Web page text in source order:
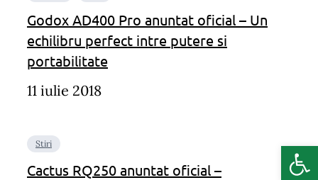
Godox AD400 Pro anuntat oficial – Un
echilibru perfect intre putere si
portabilitate
11 iulie 2018
Stiri
Cactus RQ250 anuntat oficial –